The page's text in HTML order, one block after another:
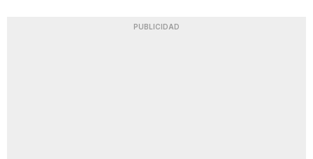
PUBLICIDAD